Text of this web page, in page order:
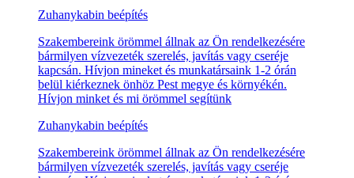
Zuhanykabin beépítés
Szakembereink örömmel állnak az Ön rendelkezésére
bármilyen vízvezeték szerelés, javítás vagy cseréje
kapcsán. Hívjon mineket és munkatársaink 1-2 órán
belül kiérkeznek önhöz Pest megye és környékén.
Hívjon minket és mi örömmel segítünk
Zuhanykabin beépítés
Szakembereink örömmel állnak az Ön rendelkezésére
bármilyen vízvezeték szerelés, javítás vagy cseréje